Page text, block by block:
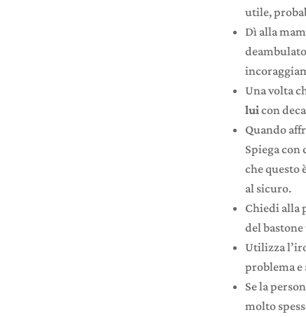
utile,
Dì alla
Una volta
lui con
Quando
Spiega con
che questo
al sicuro.
Chiedi alla
del
Utilizza
problema e
Se la
molto